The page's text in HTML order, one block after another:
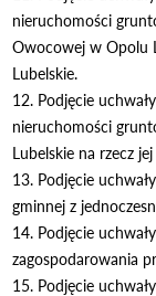
nieruchomości
Owocowej w Opolu
Lubelskie.
12. Podjęcie
nieruchomości
Lubelskie na rzecz
13. Podjęcie
gminnej z
14. Podjęcie
zagospodarowania
15. Podjęcie